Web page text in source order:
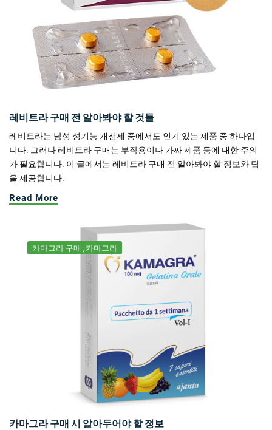
레비트라 구매 전 알아봐야 할 것들
레비트라는 남성 성기능 개선제 중에서도 인기 있는 제품 중 하나입
니다. 그러나 레비트라 구매는 부작용이나 가짜 제품 등에 대한 주의
가 필요합니다. 이 글에서는 레비트라 구매 전 알아봐야 할 정보와 팁
을 제공합니다.
Read More
카마그라 구매 카마그라
카마그라 구매 시 알아두어야 할 정보